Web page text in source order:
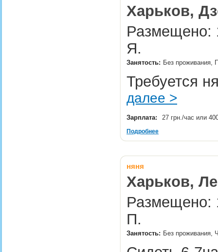
Харьков,
Размещено:
Я.
Занятость: Без проживания,
Требуется
далее >
Зарплата: 27 грн./час или
Подробнее
няня
Харьков,
Размещено:
П.
Занятость: Без проживания,